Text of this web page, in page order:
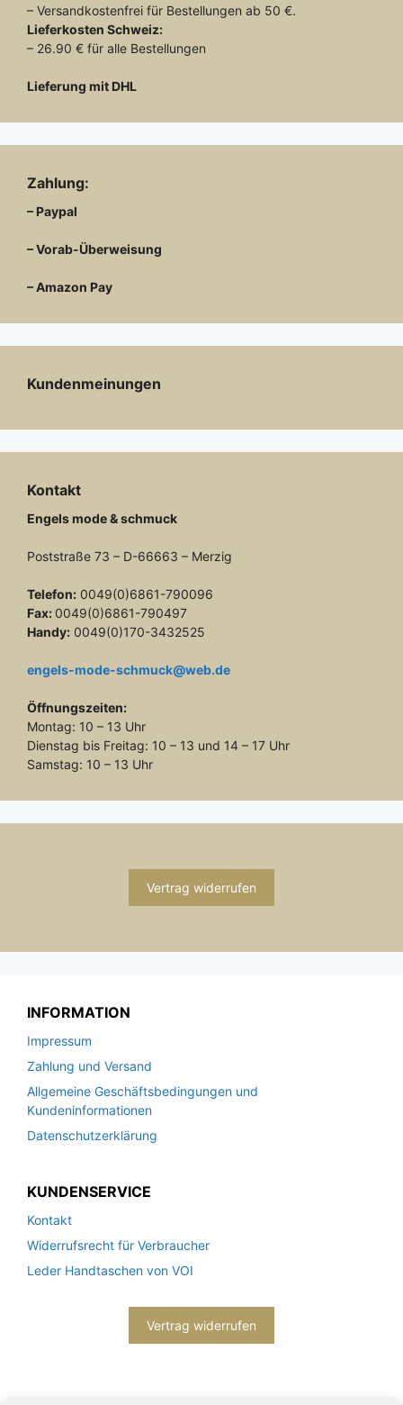
– Versandkostenfrei für Bestellungen ab 50 €.
Lieferkosten Schweiz:
– 26.90 € für alle Bestellungen
Lieferung mit DHL
Zahlung:
– Paypal
– Vorab-Überweisung
– Amazon Pay
Kundenmeinungen
Kontakt
Engels mode & schmuck
Poststraße 73 – D-66663 – Merzig
Telefon: 0049(0)6861-790096
Fax: 0049(0)6861-790497
Handy: 0049(0)170-3432525
engels-mode-schmuck@web.de
Öffnungszeiten:
Montag: 10 – 13 Uhr
Dienstag bis Freitag: 10 – 13 und 14 – 17 Uhr
Samstag: 10 – 13 Uhr
Vertrag widerrufen
INFORMATION
Impressum
Zahlung und Versand
Allgemeine Geschäftsbedingungen und
Kundeninformationen
Datenschutzerklärung
KUNDENSERVICE
Kontakt
Widerrufsrecht für Verbraucher
Leder Handtaschen von VOI
Vertrag widerrufen